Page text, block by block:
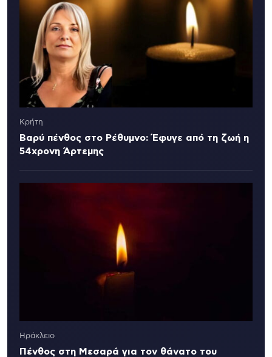
Κρήτη
Βαρύ πένθος στο Ρέθυμνο: Έφυγε από τη ζωή η
54χρονη Άρτεμης
Ηράκλειο
Πένθος στη Μεσαρά για τον θάνατο του